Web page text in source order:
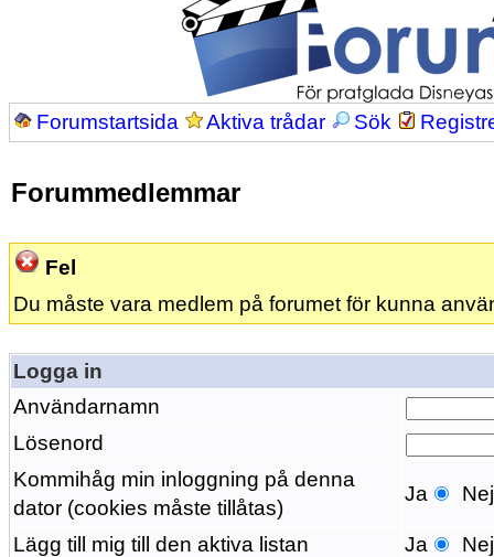
Forumstartsida Aktiva trådar Sök
Forummedlemmar
Fel
Du måste vara medlem på forumet för kunna
Logga in
Användarnamn
Lösenord
Kommihåg min inloggning på denna
dator (cookies måste tillåtas)
Ja Nej
Lägg till mig till den aktiva listan Ja
Nej